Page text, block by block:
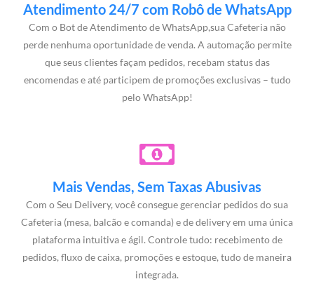
Atendimento 24/7 com Robô de WhatsApp
Com o Bot de Atendimento de WhatsApp,sua Cafeteria não
perde nenhuma oportunidade de venda. A automação permite
que seus clientes façam pedidos, recebam status das
encomendas e até participem de promoções exclusivas – tudo
pelo WhatsApp!
Mais Vendas, Sem Taxas Abusivas
Com o Seu Delivery, você consegue gerenciar pedidos do sua
Cafeteria (mesa, balcão e comanda) e de delivery em uma única
plataforma intuitiva e ágil. Controle tudo: recebimento de
pedidos, fluxo de caixa, promoções e estoque, tudo de maneira
integrada.